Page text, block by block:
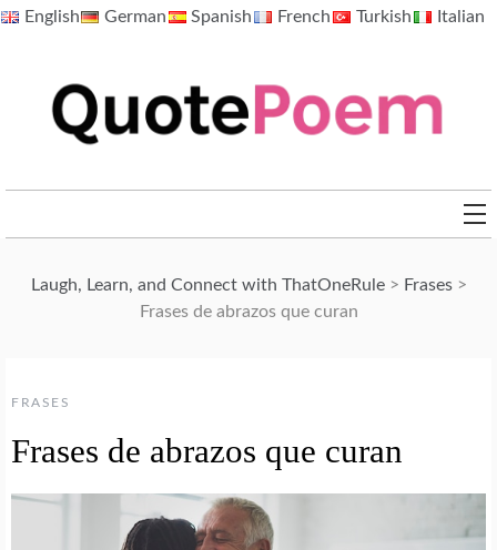
SkipEnglish German Spanish French Turkish Italian
Laugh, Learn, and Connect with ThatOneRule> Frases>
Frases de abrazos que curan
FRASES
Frases de abrazos que curan